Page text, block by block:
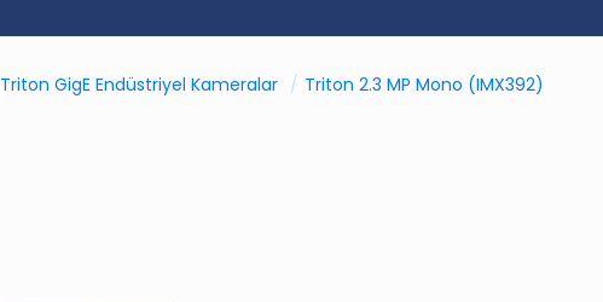
Triton GigE Endüstriyel Kameralar / Triton 2.3 MP Mono (IMX392)